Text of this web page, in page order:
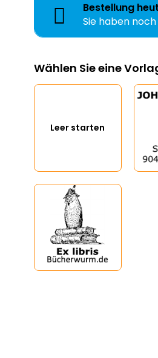
Bestellung
Sie haben noch
Wählen Sie eine